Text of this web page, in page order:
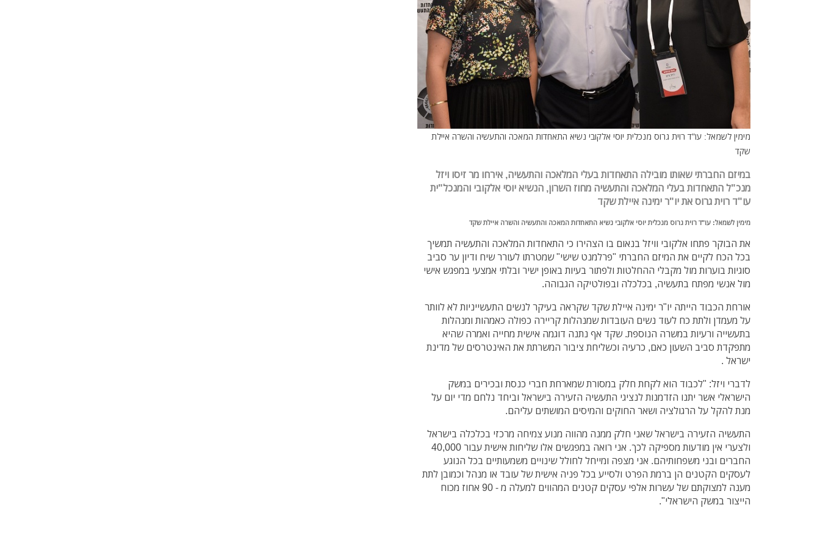
מימין לשמאל: עו"ד רוית גרוס מנכלית יוסי אלקובי נשיא התאחדות המאכה והתעשיה והשרה איילת
שקד
במיזם החברתי שאותו מובילה התאחדות בעלי המלאכה והתעשיה, אירחו מר זיסו ויזל
מנכ"ל התאחדות בעלי המלאכה והתעשיה מחוז השרון, הנשיא יוסי אלקובי והמנכל"ית
עו"ד רוית גרוס את יו"ר ימינה איילת שקד
מימין לשמאל: עו"ד רוית גרוס מנכלית יוסי אלקובי נשיא התאחדות המאכה והתעשיה והשרה איילת שקד
את הבוקר פתחו אלקובי וויזל בנאום בו הצהירו כי התאחדות המלאכה והתעשיה תמשיך
בכל הכח לקיים את המיזם החברתי "פרלמנט שישי" שמטרתו לעורר שיח ודיון ער סביב
סוגיות בוערות מול מקבלי ההחלטות ולפתור בעיות באופן ישיר ובלתי אמצעי במפגש אישי
מול אנשי מפתח בתעשיה, בכלכלה ובפולטיקה הגבוהה.
אורחת הכבוד הייתה יו"ר ימינה איילת שקד שקראה בעיקר לנשים התעשייניות לא לוותר
על מעמדן ולתת כח לעוד נשים העובדות שמנהלות קריירה כפולה כאמהות ומנהלות
בתעשייה ורעיות במשרה הנוספת. שקד אף נתנה דוגמה אישית מחייה ואמרה שהיא
מתפקדת סביב השעון כאם, כרעיה וכשליחת ציבור המשרתת את האינטרסים של מדינת
ישראל .
לדברי ויזל: "לכבוד הוא לקחת חלק במסורת שמארחת חברי כנסת ובכירים במשק
הישראלי אשר יתנו הזדמנות לנציגי התעשיה הזעירה בישראל וביחד נלחם מדי יום על
מנת להקל על הרגולציה ושאר החוקים והמיסים המושתים עליהם.
התעשיה הזעירה בישראל שאני חלק ממנה מהווה מנוע צמיחה מרכזי בכלכלה בישראל
ולצערי אין מודעות מספיקה לכך. אני רואה במפגשים אלו שליחות אישית עבור 40,000
החברים ובני משפחותיהם. אני מצפה ומייחל לחולל שינויים משמעותיים בכל הנוגע
לעסקים הקטנים הן ברמת הפרט ולסייע בכל פניה אישית של עובד או מנהל וכמובן לתת
מענה למצוקתם של עשרות אלפי עסקים קטנים המהווים למעלה מ - 90 אחוז מכוח
הייצור במשק הישראלי".